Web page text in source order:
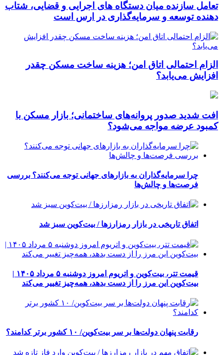
تعامل سازنده میان دستگاه‌ های اجرایی و قضایی، شتاب‌
دهنده توسعه و سرمایه‌گذاری در ارس است
الزام احتمالی اتاق امن؛ هزینه ساخت مسکن چقدر
افزایش می‌یابد؟
افت شدید صدور پروانه‌های ساختمانی؛ بازار مسکن با
کمبود عرضه مواجه می‌شود؟
چرا سرمایه‌گذاران به بازارهای جهانی توجه می‌کنند؟ بررسی
فرصت‌ها و چالش‌ها
اتفاق تاریخی در بازار رمزارزها / بیت‌کوین سبز شد
قیمت تتر، بیت‌کوین و اتریوم امروز دوشنبه ۵ مرداد ۱۴۰۵ |
بیت‌کوین این مرز را از دست بدهد، همه‌چیز تغییر می‌کند
رقابت پنهان دولت‌ها بر سر بیت‌کوین/ ۱۰ کشور برتر کدامند؟